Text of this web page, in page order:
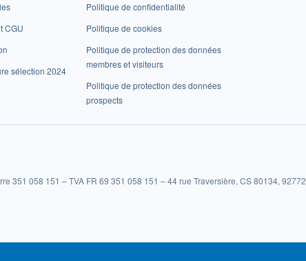
CGU
sélection 2024
Politique de confidentialité
Politique de cookies
Politique de protection des données
membres et visiteurs
Politique de protection des données
prospects
351 058 151 – TVA FR 69 351 058 151 – 44 rue Traversière, CS 80134, 92772